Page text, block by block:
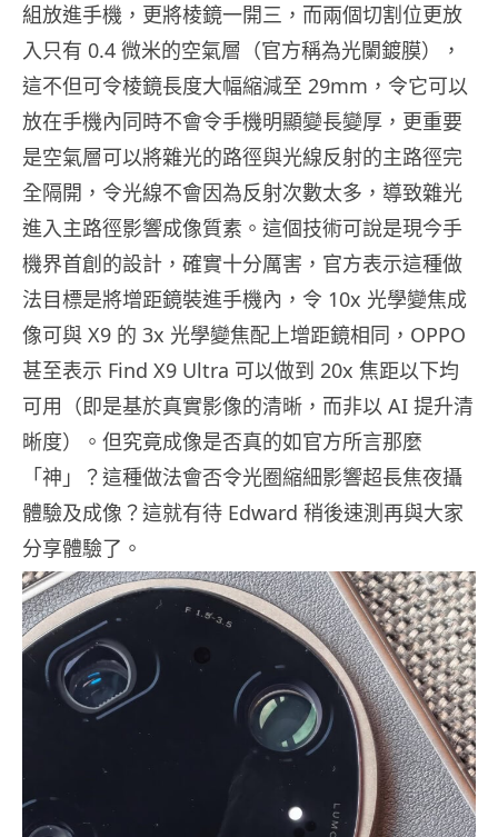
組放進手機，更將棱鏡一開三，而兩個切割位更放
入只有 0.4 微米的空氣層（官方稱為光闌鍍膜），
這不但可令棱鏡長度大幅縮減至 29mm，令它可以
放在手機內同時不會令手機明顯變長變厚，更重要
是空氣層可以將雜光的路徑與光線反射的主路徑完
全隔開，令光線不會因為反射次數太多，導致雜光
進入主路徑影響成像質素。這個技術可說是現今手
機界首創的設計，確實十分厲害，官方表示這種做
法目標是將增距鏡裝進手機內，令 10x 光學變焦成
像可與 X9 的 3x 光學變焦配上增距鏡相同，OPPO
甚至表示 Find X9 Ultra 可以做到 20x 焦距以下均
可用（即是基於真實影像的清晰，而非以 AI 提升清
晰度）。但究竟成像是否真的如官方所言那麼
「神」？這種做法會否令光圈縮細影響超長焦夜攝
體驗及成像？這就有待 Edward 稍後速測再與大家
分享體驗了。